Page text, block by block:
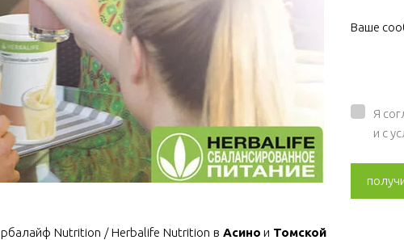
Nutrition / Herbalife Nutrition вАсино и Томской
Ваше
Я
и с